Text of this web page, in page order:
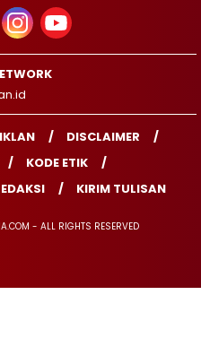
DISCLAIMER
KODE ETIK
KIRIM TULISAN
- ALL RIGHTS RESERVED